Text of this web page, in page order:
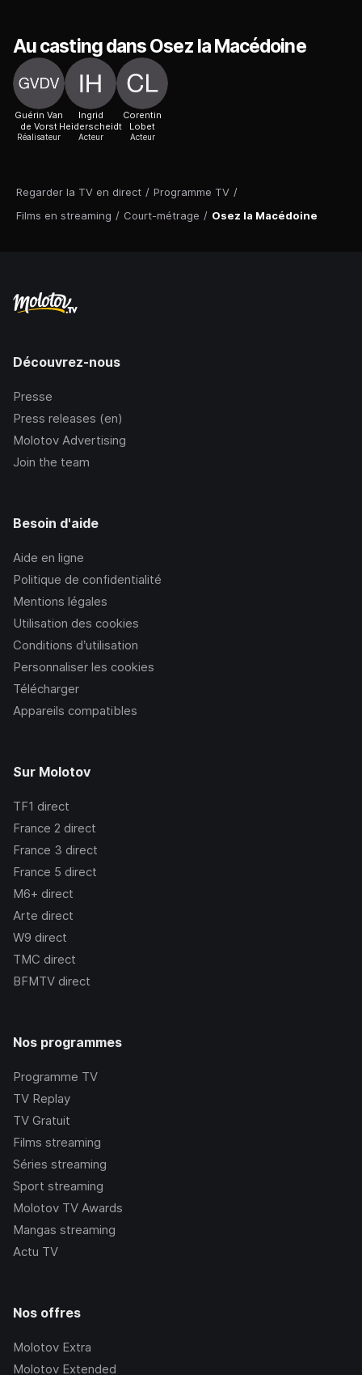
Regarder la TV en direct / Programme TV /
Films en streaming / Court-métrage / Osez la Macédoine
Au casting dans Osez la Macédoine
Guérin Van
de Vorst
Réalisateur
Ingrid
Heiderscheidt
Acteur
Corentin
Lobet
Acteur
Découvrez-nous
Presse
Press releases (en)
Molotov Advertising
Join the team
Besoin d'aide
Aide en ligne
Politique de confidentialité
Mentions légales
Utilisation des cookies
Conditions d’utilisation
Personnaliser les cookies
Télécharger
Appareils compatibles
Sur Molotov
TF1 direct
France 2 direct
France 3 direct
France 5 direct
M6+ direct
Arte direct
W9 direct
TMC direct
BFMTV direct
Nos programmes
Programme TV
TV Replay
TV Gratuit
Films streaming
Séries streaming
Sport streaming
Molotov TV Awards
Mangas streaming
Actu TV
Nos offres
Molotov Extra
Molotov Extended